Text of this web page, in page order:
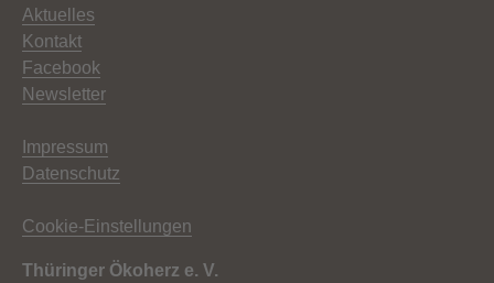
Aktuelles
Kontakt
Facebook
Newsletter
Impressum
Datenschutz
Cookie-Einstellungen
Thüringer Ökoherz e. V.